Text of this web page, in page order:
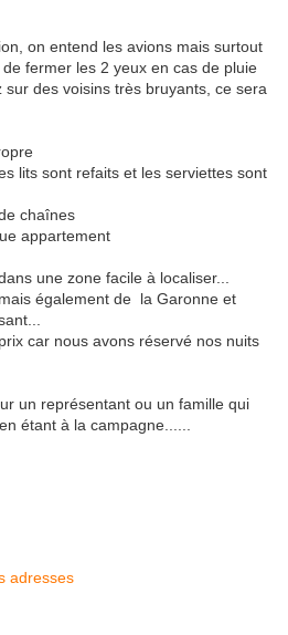
on entend les avions mais surtout
fermer les 2 yeux en cas de pluie
des voisins très bruyants, ce sera
lits sont refaits et les serviettes sont
chaînes
appartement
une zone facile à localiser...
également de la Garonne et
car nous avons réservé nos nuits
un représentant ou un famille qui
étant à la campagne......
adresses